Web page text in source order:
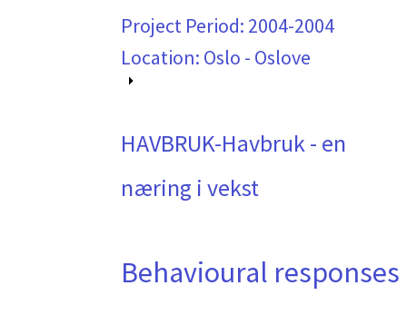
Project Period: 2004-2004
Location: Oslo - Oslove
HAVBRUK-Havbruk - en
næring i vekst
Behavioural responses